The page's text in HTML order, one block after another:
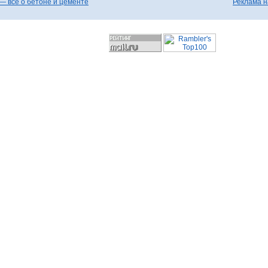
все о бетоне и цементе Реклама